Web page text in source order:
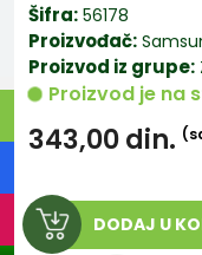
Šifra: 56178
Proizvođač:
Proizvod iz grupe:
Proizvod je na
343,00din.
DODAJ U